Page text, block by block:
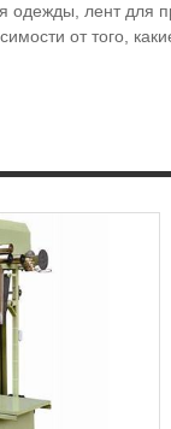
одежды, лент
от того,